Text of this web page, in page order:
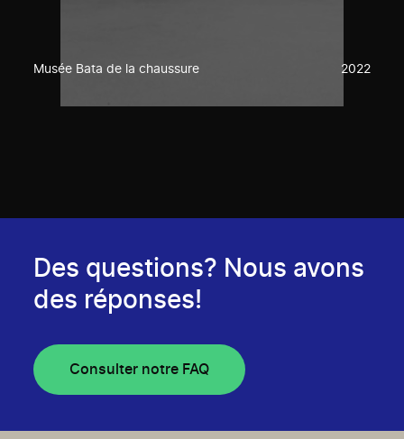
Musée Bata de la chaussure 2022
Des questions? Nous avons
des réponses!
Consulter notre FAQ